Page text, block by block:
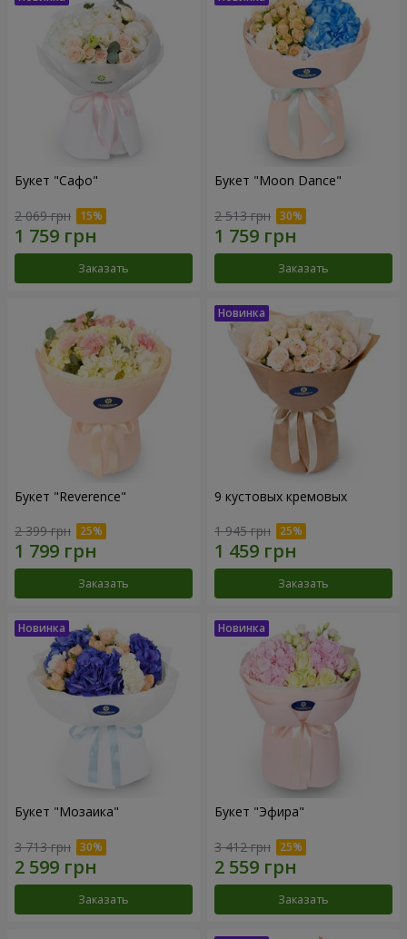
Букет "Сафо"
2 069 грн
Заказать
Букет "Moon Dance"
2 513 грн
Заказать
Букет "Reverence"
2 399 грн
Заказать
9 кустовых кремовых
1 945 грн
Заказать
Букет "Мозаика"
3 713 грн
Заказать
Букет "Эфира"
3 412 грн
Заказать